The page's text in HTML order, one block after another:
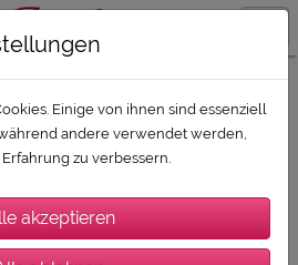
/ SOUNDBARS
ELAC Installation: Vertex III mit Jet
Einige von ihnen sind essenziell
andere verwendet werden,
zu verbessern.